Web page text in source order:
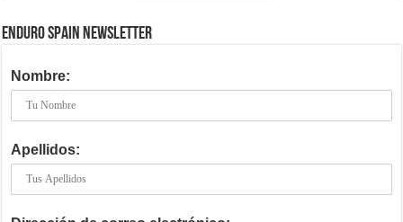
ENDURO SPAIN NEWSLETTER
Nombre:
Apellidos: